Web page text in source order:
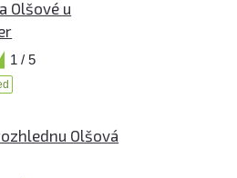
Olšové u
1 / 5
Olšová